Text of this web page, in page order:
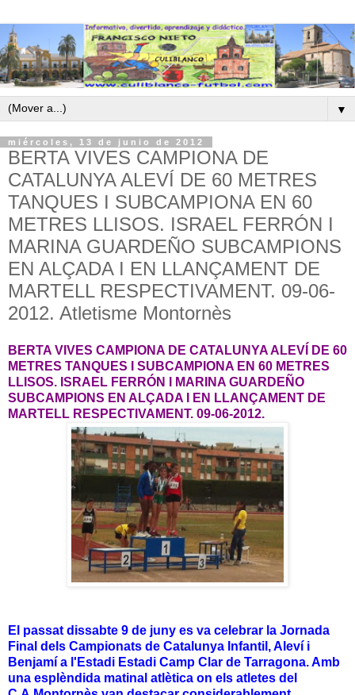
▼
miércoles, 13 de junio de 2012
BERTA VIVES CAMPIONA DE
CATALUNYA ALEVÍ DE 60 METRES
TANQUES I SUBCAMPIONA EN 60
METRES LLISOS. ISRAEL FERRÓN I
MARINA GUARDEÑO SUBCAMPIONS
EN ALÇADA I EN LLANÇAMENT DE
MARTELL RESPECTIVAMENT. 09-06-
2012. Atletisme Montornès
BERTA VIVES CAMPIONA DE CATALUNYA ALEVÍ DE 60
METRES TANQUES I SUBCAMPIONA EN 60 METRES
LLISOS. ISRAEL FERRÓN I MARINA GUARDEÑO
SUBCAMPIONS EN ALÇADA I EN LLANÇAMENT DE
MARTELL RESPECTIVAMENT. 09-06-2012.
El passat dissabte 9 de juny es va celebrar la Jornada
Final dels Campionats de Catalunya Infantil, Aleví i
Benjamí a l'Estadi Estadi Camp Clar de Tarragona. Amb
una esplèndida matinal atlètica on els atletes del